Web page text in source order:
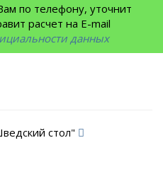
по телефону, уточнит
расчет на E-mail
данных
стол"